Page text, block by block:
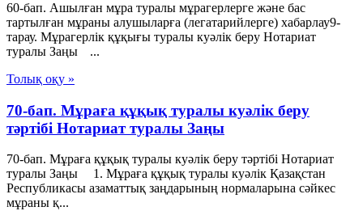
60-бап. Ашылған мұра туралы мұрагерлерге және бас
тартылған мұраны алушыларға (легатарийлерге) хабарлау9-
тарау. Мұрагерлiк құқығы туралы куәлiк беру Нотариат
туралы Заңы ...
Толық оқу »
70-бап. Мұраға құқық туралы куәлiк беру
тәртiбi Нотариат туралы Заңы
70-бап. Мұраға құқық туралы куәлiк беру тәртiбi Нотариат
туралы Заңы 1. Мұраға құқық туралы куәлiк Қазақстан
Республикасы азаматтық заңдарының нормаларына сәйкес
мұраны қ...